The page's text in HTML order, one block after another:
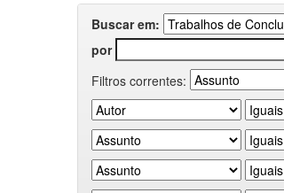
Buscar em:
por
Filtros correntes: